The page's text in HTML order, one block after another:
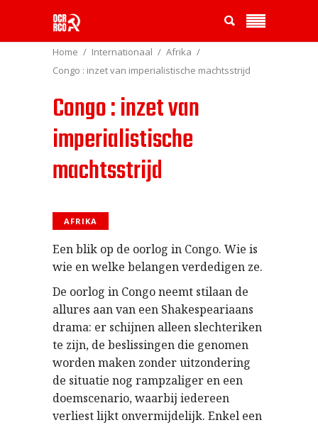
Home Internationaal
Afrika
Congo : inzet van imperialistische machtsstrijd
Congo : inzet van
imperialistische
machtsstrijd
AFRIKA
Een blik op de oorlog in Congo. Wie is
wie en welke belangen verdedigen ze.
De oorlog in Congo neemt stilaan de
allures aan van een Shakespeariaans
drama: er schijnen alleen slechteriken
te zijn, de beslissingen die genomen
worden maken zonder uitzondering
de situatie nog rampzaliger en een
doemscenario, waarbij iedereen
verliest lijkt onvermijdelijk. Enkel een